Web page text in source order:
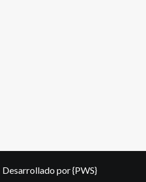
Desarrollado por{PWS}